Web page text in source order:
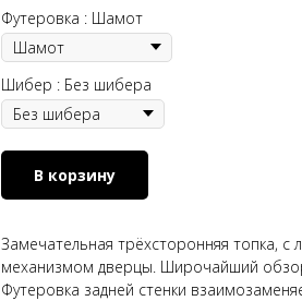
Футеровка : Шамот
Шибер : Без шибера
В корзину
Замечательная трёхсторонняя топка,
механизмом дверцы. Широчайший
Футеровка задней стенки